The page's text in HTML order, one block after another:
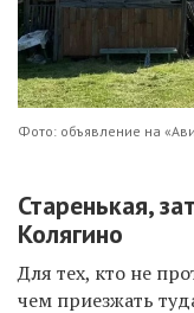
Фото: объявление на
Старенькая,
Колягино
Для тех, кто не
чем приезжать